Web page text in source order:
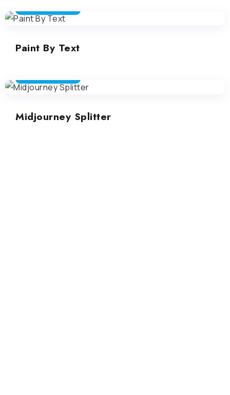
Paint By Text
Midjourney Splitter